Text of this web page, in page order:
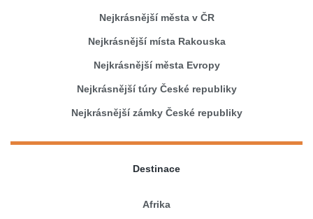
Nejkrásnější města v ČR
Nejkrásnější místa Rakouska
Nejkrásnější města Evropy
Nejkrásnější túry České republiky
Nejkrásnější zámky České republiky
Destinace
Afrika